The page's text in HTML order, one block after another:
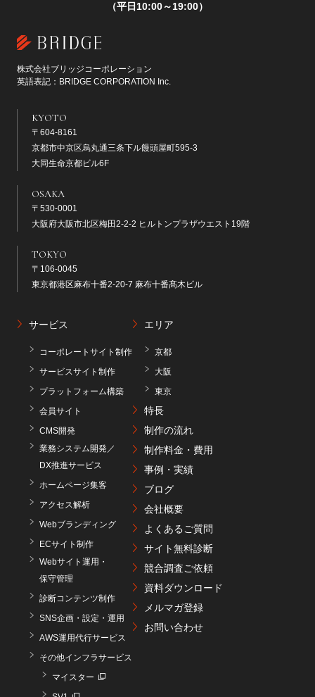
（平日10:00～19:00）
株式会社ブリッジコーポレーション
英語表記：BRIDGE CORPORATION Inc.
KYOTO
〒604-8161
京都市中京区烏丸通三条下ル饅頭屋町595-3
大同生命京都ビル6F
OSAKA
〒530-0001
大阪府大阪市北区梅田2-2-2 ヒルトンプラザウエスト19階
TOKYO
〒106-0045
東京都港区麻布十番2-20-7 麻布十番髙木ビル
サービス
コーポレートサイト制作
サービスサイト制作
プラットフォーム構築
会員サイト
CMS開発
業務システム開発／
DX推進サービス
ホームページ集客
アクセス解析
Webブランディング
ECサイト制作
Webサイト運用・
保守管理
診断コンテンツ制作
SNS企画・設定・運用
AWS運用代行サービス
その他インフラサービス
マイスター
エリア
京都
大阪
東京
特長
制作の流れ
制作料金・費用
事例・実績
ブログ
会社概要
よくあるご質問
サイト無料診断
競合調査ご依頼
資料ダウンロード
メルマガ登録
お問い合わせ